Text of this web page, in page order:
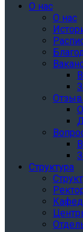
О нас
О нас
Структура